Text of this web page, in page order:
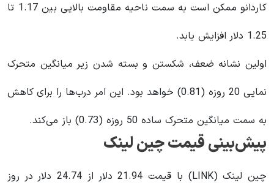
کاردانو ممکن است به سمت ناحیه مقاومت بالایی بین 1.17 تا
1.25 دلار افزایش یابد.
اولین نشانه ضعف، شکستن و بسته شدن زیر میانگین متحرک
نمایی 20 روزه (0.81) خواهد بود. این امر درب‌ها را برای کاهش
به سمت میانگین متحرک ساده 50 روزه (0.73) باز می‌کند.
پیش‌بینی قیمت چین‌ لینک
چین ‌لینک (LINK) با قیمت 21.94 دلار از 24.74 دلار در روز